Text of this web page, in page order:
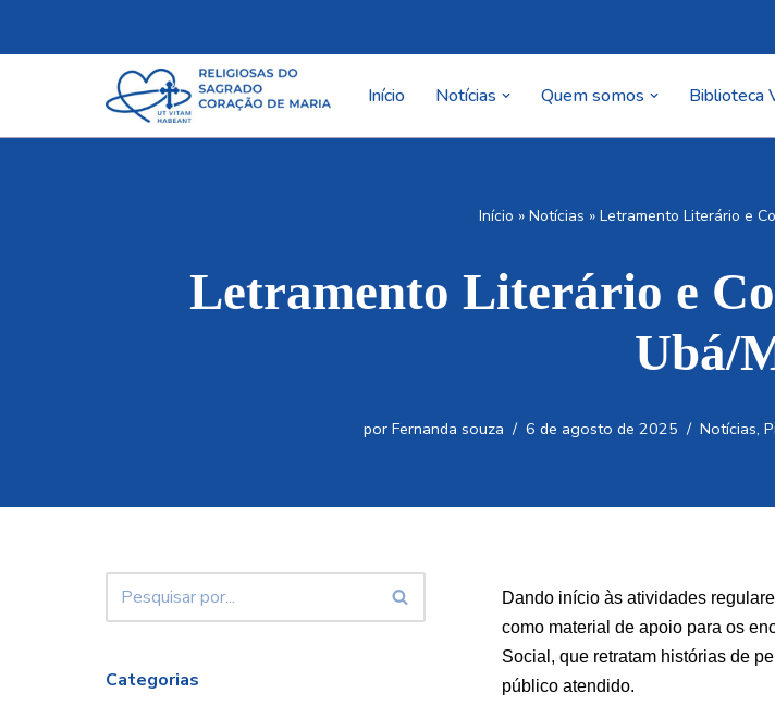
Pular
Início Notícias Quem somos Biblioteca
Início » Notícias » Letramento Literário e
Letramento Literário e
Ubá/
por Fernanda souza 6 de agosto de 2025 Notícias,
Categorias
Dando início às atividades
como material de apoio para os
Social, que retratam histórias de
público atendido.